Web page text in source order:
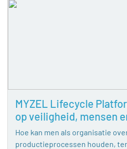
MYZEL Lifecycle
op veiligheid, mensen
Hoe kan men als organisatie
productieprocessen houden,